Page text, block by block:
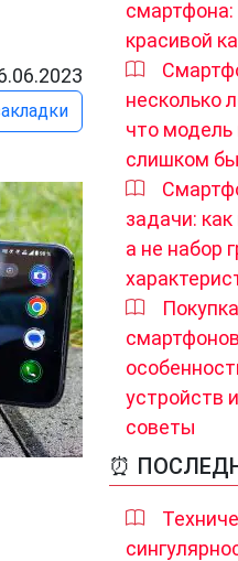
смартфона:
красивой
несколько
что модель
слишком
задачи:
а не набор
устройств
советы
⏰